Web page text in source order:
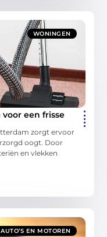
WONINGEN
een frisse
zorgt ervoor
oogt. Door
en vlekken
AUTO’S EN MOTOREN